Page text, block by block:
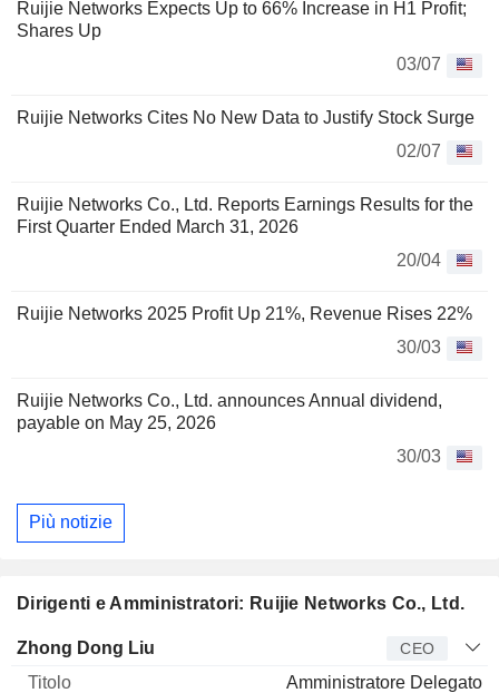
Ruijie Networks Expects Up to 66% Increase in H1 Profit;
Shares Up
03/07
Ruijie Networks Cites No New Data to Justify Stock Surge
02/07
Ruijie Networks Co., Ltd. Reports Earnings Results for the
First Quarter Ended March 31, 2026
20/04
Ruijie Networks 2025 Profit Up 21%, Revenue Rises 22%
30/03
Ruijie Networks Co., Ltd. announces Annual dividend,
payable on May 25, 2026
30/03
Più notizie
Dirigenti e Amministratori: Ruijie Networks Co., Ltd.
Manager Titolo Età
Zhong Dong Liu CEO
Amministratore Delegato